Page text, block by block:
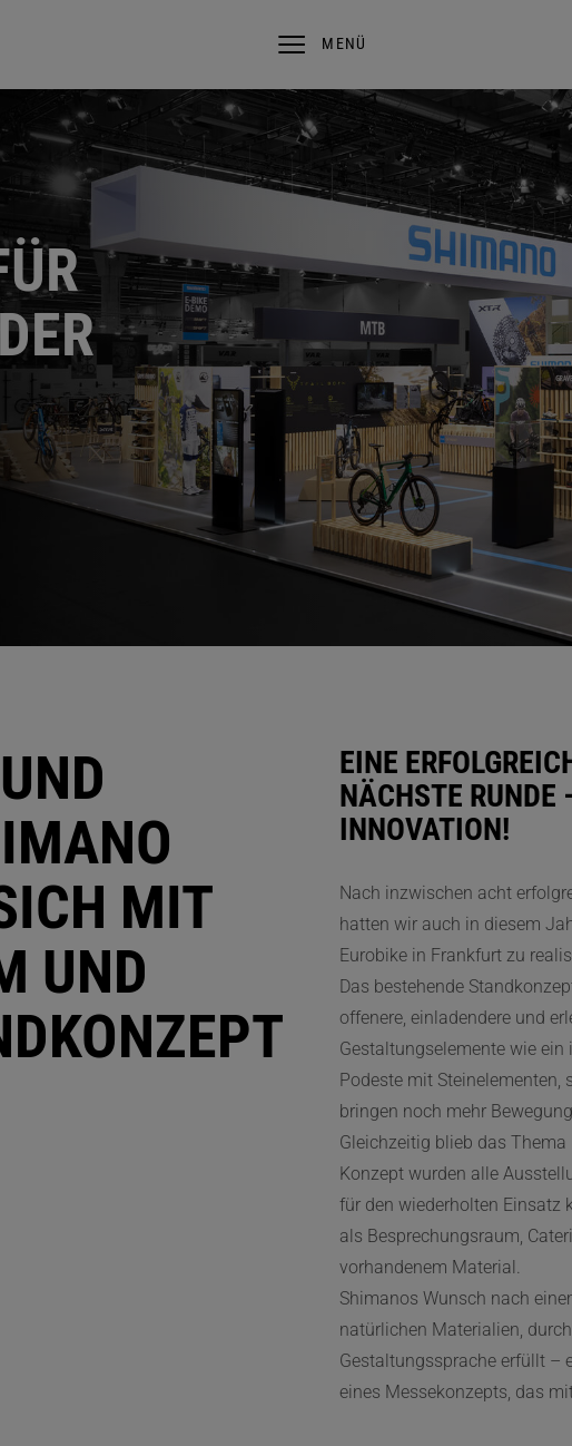
MENÜ
MIT
UND
EINE
NÄCHSTE
INNOVATION!
Nach inzwischen acht
hatten wir auch in diesem
Eurobike in Frankfurt zu
Das bestehende
offenere, einladendere und
Gestaltungselemente wie ein
Podeste mit Steinelementen,
bringen noch mehr
Gleichzeitig blieb das
Konzept wurden alle
für den wiederholten Einsatz
als Besprechungsraum,
vorhandenem Material.
Shimanos Wunsch nach
natürlichen Materialien,
Gestaltungssprache erfüllt –
eines Messekonzepts, das